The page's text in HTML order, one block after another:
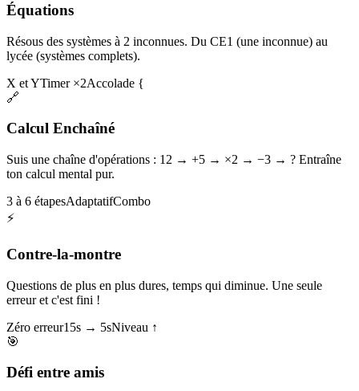
Équations
Résous des systèmes à 2 inconnues. Du CE1 (une inconnue) au
lycée (systèmes complets).
X et YTimer ×2Accolade {
🔗
Calcul Enchaîné
Suis une chaîne d'opérations : 12 → +5 → ×2 → −3 → ? Entraîne
ton calcul mental pur.
3 à 6 étapesAdaptatifCombo
⚡
Contre-la-montre
Questions de plus en plus dures, temps qui diminue. Une seule
erreur et c'est fini !
Zéro erreur15s → 5sNiveau ↑
🎯
Défi entre amis